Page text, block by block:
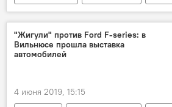
Даля Грибаускайте
"Жигули" против Ford F-series: в
Вильнюсе прошла выставка
автомобилей
4 июня 2019, 15:15